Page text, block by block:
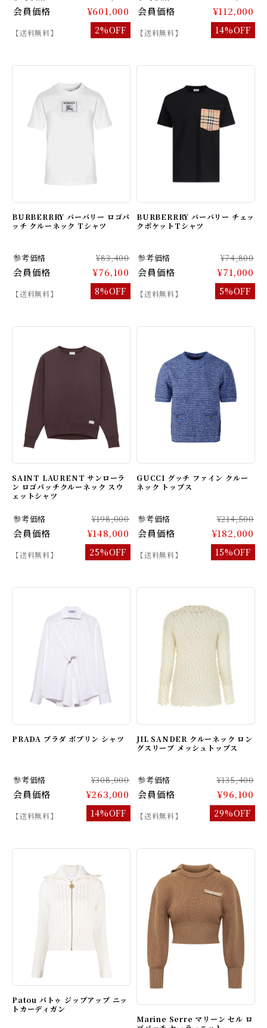
会員価格 ¥601,000
【送料無料】 2%OFF
会員価格 ¥112,000
【送料無料】 14%OFF
BURBERRRY バーバリー ロゴパ
ッチ クルーネック Tシャツ
参考価格 ¥83,400
会員価格 ¥76,100
【送料無料】 8%OFF
BURBERRRY バーバリー チェッ
クポケットTシャツ
参考価格 ¥74,800
会員価格 ¥71,000
【送料無料】 5%OFF
SAINT LAURENT サンローラ
ン ロゴパッチクルーネック スウ
ェットシャツ
参考価格 ¥198,000
会員価格 ¥148,000
【送料無料】 25%OFF
GUCCI グッチ ファイン クルー
ネック トップス
参考価格 ¥214,500
会員価格 ¥182,000
【送料無料】 15%OFF
PRADA プラダ ポプリン シャツ
参考価格 ¥308,000
会員価格 ¥263,000
【送料無料】 14%OFF
JIL SANDER クルーネック ロン
グスリーブ メッシュトップス
参考価格 ¥135,400
会員価格 ¥96,100
【送料無料】 29%OFF
Patou パトゥ ジップアップ ニッ
トカーディガン
Marine Serre マリーン セル ロ